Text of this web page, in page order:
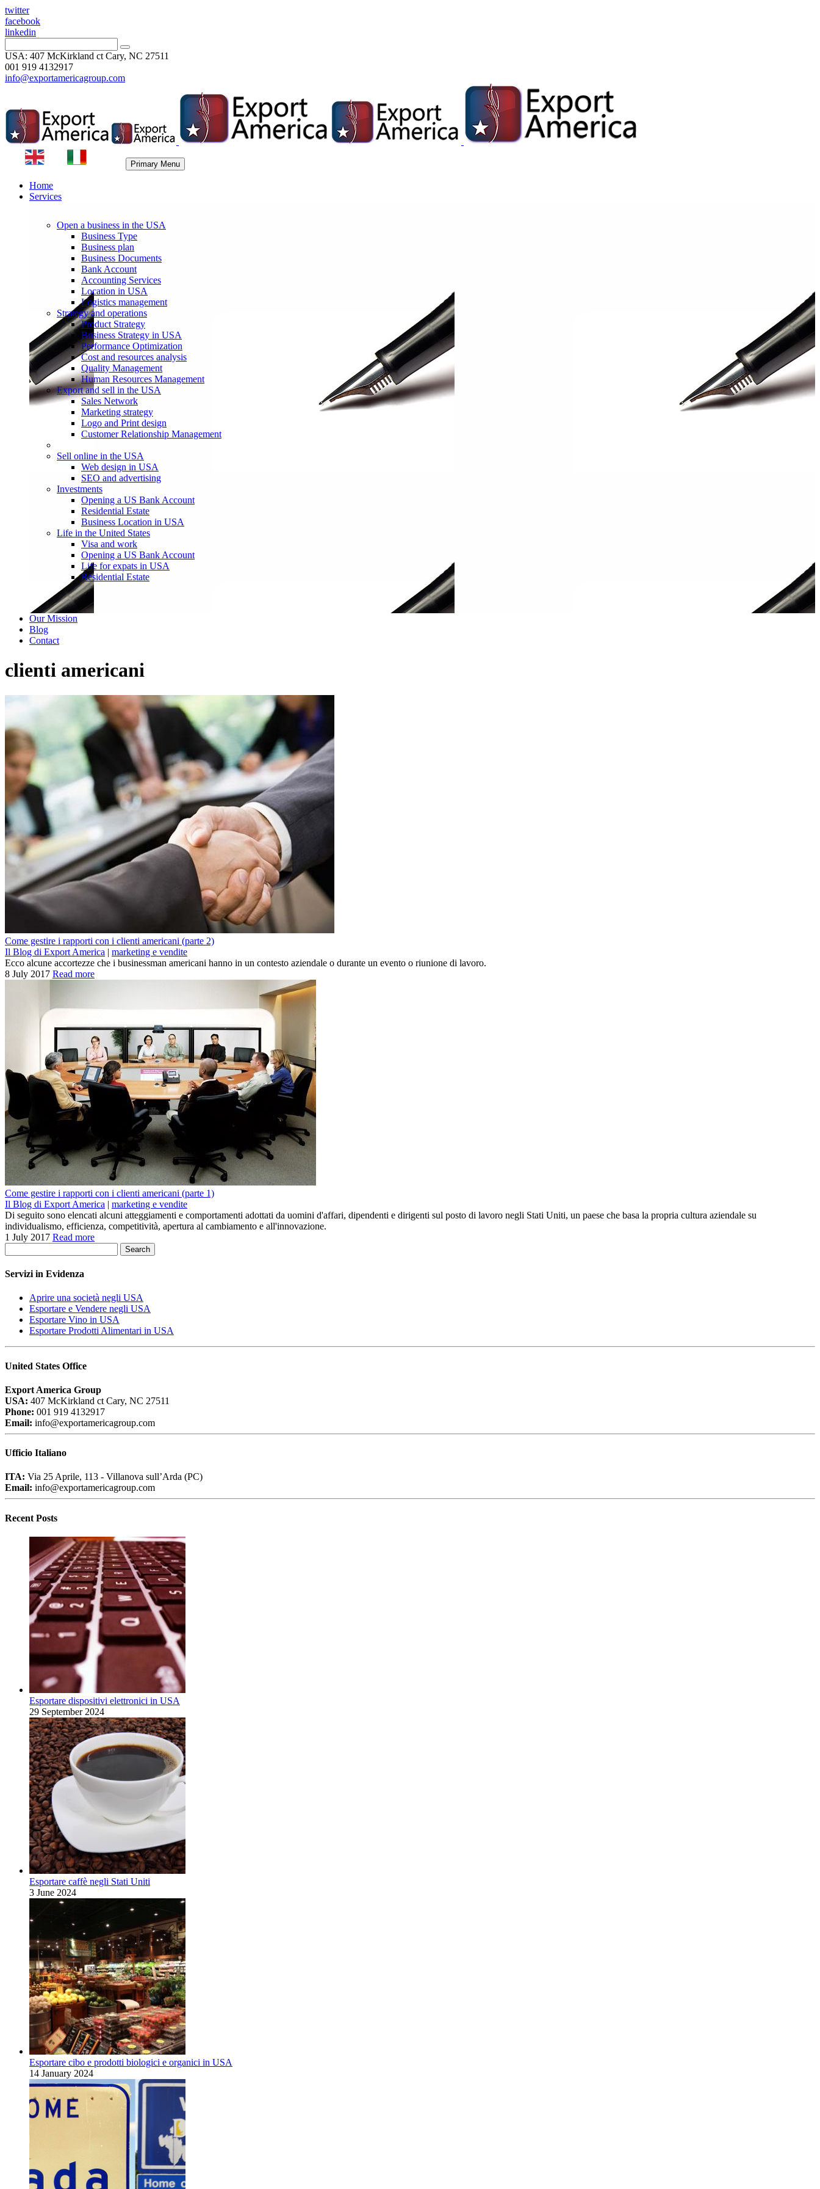
twitter
facebook
linkedin
USA: 407 McKirkland ct Cary, NC 27511
001 919 4132917
info@exportamericagroup.com
Primary Menu
Home
Services
Open a business in the USA
Business Type
Business plan
Business Documents
Bank Account
Accounting Services
Location in USA
Logistics management
Strategy and operations
Product Strategy
Business Strategy in USA
Performance Optimization
Cost and resources analysis
Quality Management
Human Resources Management
Export and sell in the USA
Sales Network
Marketing strategy
Logo and Print design
Customer Relationship Management
Sell online in the USA
Web design in USA
SEO and advertising
Investments
Opening a US Bank Account
Residential Estate
Business Location in USA
Life in the United States
Visa and work
Opening a US Bank Account
Life for expats in USA
Residential Estate
Our Mission
Blog
Contact
clienti americani
Come gestire i rapporti con i clienti americani (parte 2)
Il Blog di Export America | marketing e vendite
Ecco alcune accortezze che i businessman americani hanno in un contesto aziendale o durante un evento o riunione di lavoro.
8 July 2017 Read more
Come gestire i rapporti con i clienti americani (parte 1)
Il Blog di Export America | marketing e vendite
Di seguito sono elencati alcuni atteggiamenti e comportamenti adottati da uomini d'affari, dipendenti e dirigenti sul posto di lavoro negli Stati Uniti, un paese che basa la propria cultura aziendale su
individualismo, efficienza, competitività, apertura al cambiamento e all'innovazione.
1 July 2017 Read more
Search
Servizi in Evidenza
Aprire una società negli USA
Esportare e Vendere negli USA
Esportare Vino in USA
Esportare Prodotti Alimentari in USA
United States Office
Export America Group
USA: 407 McKirkland ct Cary, NC 27511
Phone: 001 919 4132917
Email: info@exportamericagroup.com
Ufficio Italiano
ITA: Via 25 Aprile, 113 - Villanova sull’Arda (PC)
Email: info@exportamericagroup.com
Recent Posts
Esportare dispositivi elettronici in USA
29 September 2024
Esportare caffè negli Stati Uniti
3 June 2024
Esportare cibo e prodotti biologici e organici in USA
14 January 2024